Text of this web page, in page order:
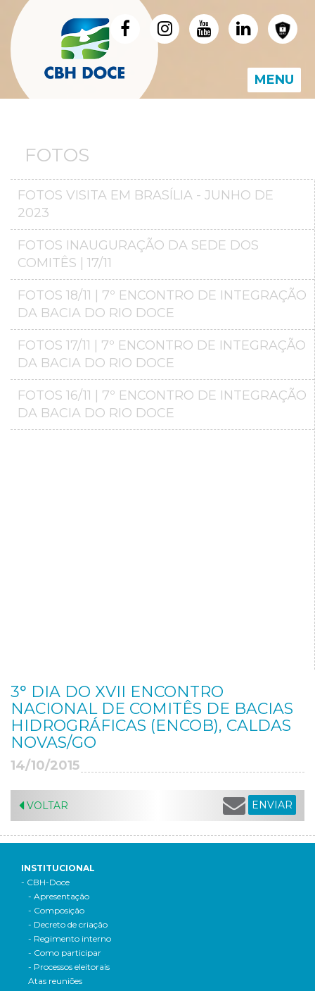
MENU
FOTOS
FOTOS VISITA EM BRASÍLIA - JUNHO DE
2023
FOTOS INAUGURAÇÃO DA SEDE DOS
COMITÊS | 17/11
FOTOS 18/11 | 7º ENCONTRO DE INTEGRAÇÃO
DA BACIA DO RIO DOCE
FOTOS 17/11 | 7º ENCONTRO DE INTEGRAÇÃO
DA BACIA DO RIO DOCE
FOTOS 16/11 | 7º ENCONTRO DE INTEGRAÇÃO
DA BACIA DO RIO DOCE
3° DIA DO XVII ENCONTRO
NACIONAL DE COMITÊS DE BACIAS
HIDROGRÁFICAS (ENCOB), CALDAS
NOVAS/GO
14/10/2015
VOLTAR ENVIAR
INSTITUCIONAL
- CBH-Doce
- Apresentação
- Composição
- Decreto de criação
- Regimento interno
- Como participar
- Processos eleitorais
Atas reuniões